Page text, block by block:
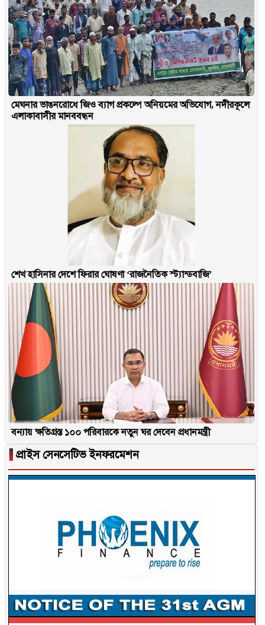
মেঘনার ভাঙনরোধে জিও ব্যাগ প্রকল্পে অনিয়মের অভিযোগ, নদীরকূলে
এলাকাবাসীর মানববন্ধন
শেখ হাসিনার দেশে ফিরার ঘোষণা ‘রাজনৈতিক স্ট্যান্ডবাজি’
বন্যায় ক্ষতিগ্রস্ত ১০০ পরিবারকে নতুন ঘর দেবেন প্রধানমন্ত্রী
▐ প্রাইস সেনসেটিভ ইনফরমেশন